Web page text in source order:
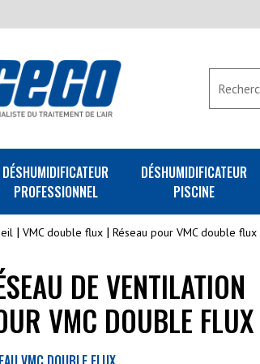
DÉSHUMIDIFICATEUR
PROFESSIONNEL
DÉSHUMIDIFICATEUR
PISCINE
VMC double flux Réseau pour VMC double flux
DE VENTILATION
VMC DOUBLE FLUX